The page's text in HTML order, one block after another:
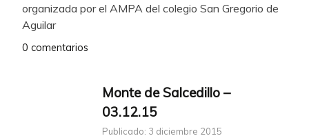
organizada por el AMPA del colegio San Gregorio de
Aguilar
0 comentarios
Monte de Salcedillo –
03.12.15
Publicado: 3 diciembre 2015